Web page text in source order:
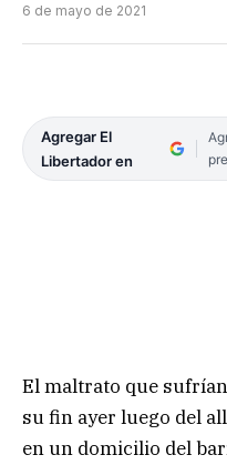
6 de mayo de 2021
Agregar El
Libertador en
El maltrato que
su fin ayer luego del
en un domicilio del